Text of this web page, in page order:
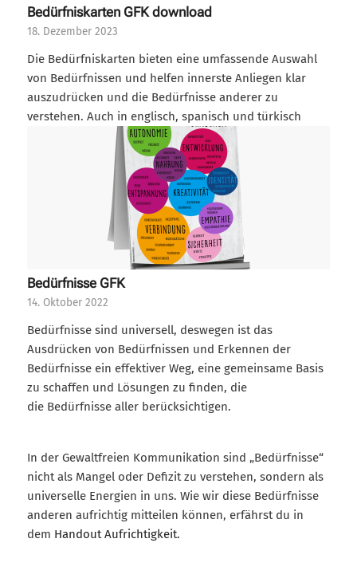
Bedürfniskarten GFK download
18. Dezember 2023
Die Bedürfniskarten bieten eine umfassende Auswahl
von Bedürfnissen und helfen innerste Anliegen klar
auszudrücken und die Bedürfnisse anderer zu
verstehen. Auch in englisch, spanisch und türkisch
Bedürfnisse GFK
14. Oktober 2022
Bedürfnisse sind universell, deswegen ist das
Ausdrücken von Bedürfnissen und Erkennen der
Bedürfnisse ein effektiver Weg, eine gemeinsame Basis
zu schaffen und Lösungen zu finden, die
die Bedürfnisse aller berücksichtigen.
In der Gewaltfreien Kommunikation sind „Bedürfnisse“
nicht als Mangel oder Defizit zu verstehen, sondern als
universelle Energien in uns. Wie wir diese Bedürfnisse
anderen aufrichtig mitteilen können, erfährst du in
dem Handout Aufrichtigkeit.